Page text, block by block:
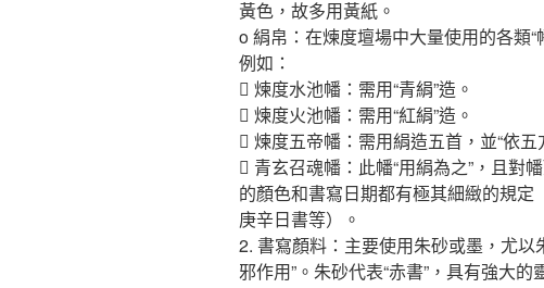
黃色，故多用黃紙。
o 絹帛：在煉度壇場中大量使用的各類“
例如：
 煉度水池幡：需用“青絹”造。
 煉度火池幡：需用“紅絹”造。
 煉度五帝幡：需用絹造五首，並“依五
 青玄召魂幡：此幡“用絹為之”，且對
的顏色和書寫日期都有極其細緻的規
庚辛日書等）。
2. 書寫顏料：主要使用朱砂或墨，尤
邪作用”。朱砂代表“赤書”，具有強大的